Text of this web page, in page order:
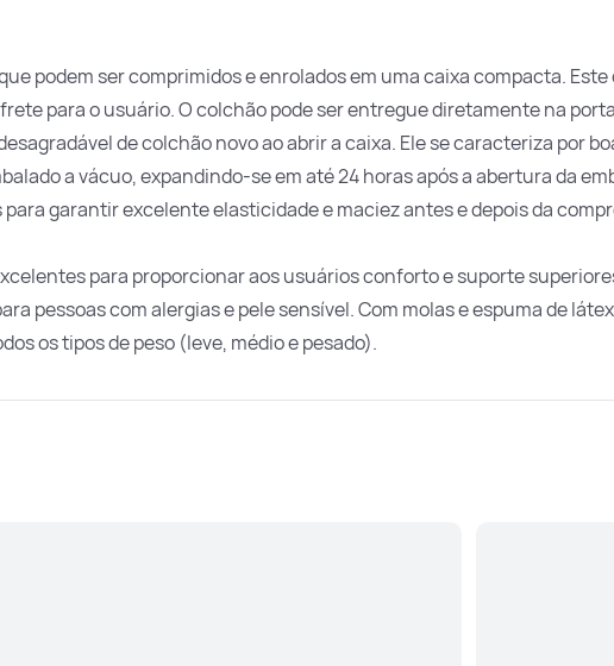
podem ser comprimidos e enrolados em uma caixa compacta.
para o usuário. O colchão pode ser entregue diretamente na
de colchão novo ao abrir a caixa. Ele se caracteriza por
a vácuo, expandindo-se em até 24 horas após a abertura da
garantir excelente elasticidade e maciez antes e depois da
para proporcionar aos usuários conforto e suporte
pessoas com alergias e pele sensível. Com molas e espuma de
os tipos de peso (leve, médio e pesado).